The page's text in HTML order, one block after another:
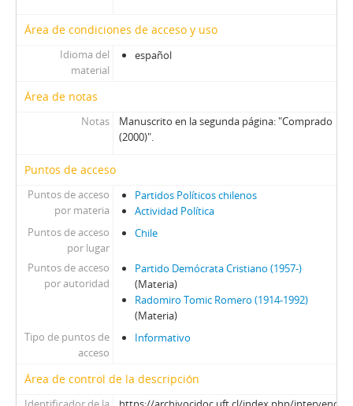
Área de condiciones de acceso y uso
Idioma del
material
español
Área de notas
Notas
Manuscrito en la segunda página: "Comprado
(2000)".
Puntos de acceso
Puntos de acceso
por materia
Partidos Políticos chilenos
Actividad Política
Puntos de acceso
por lugar
Chile
Puntos de acceso
por autoridad
Partido Demócrata Cristiano (1957-)
(Materia)
Radomiro Tomic Romero (1914-1992)
(Materia)
Tipo de puntos de
acceso
Informativo
Área de control de la descripción